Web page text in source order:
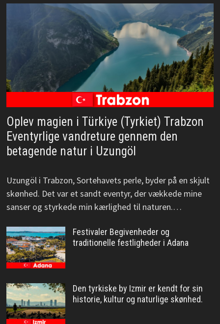
Oplev magien i Türkiye (Tyrkiet) Trabzon
Eventyrlige vandreture gennem den
betagende natur i Uzungöl
Uzungöl i Trabzon, Sortehavets perle, byder på en skjult
skønhed. Det var et sandt eventyr, der vækkede mine
sanser og styrkede min kærlighed til naturen.…
Festivaler Begivenheder og
traditionelle festligheder i Adana
Den tyrkiske by Izmir er kendt for sin
historie, kultur og naturlige skønhed.